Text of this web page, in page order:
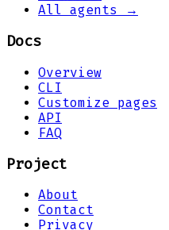
All agents →
Docs
Overview
CLI
Customize pages
API
FAQ
Project
About
Contact
Privacy